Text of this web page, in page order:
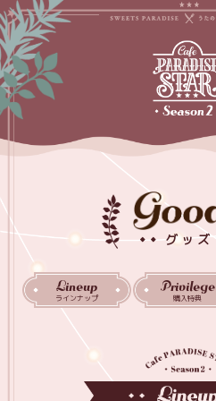
グッズ
Lineup
ラインナップ
Privilege
購入特典